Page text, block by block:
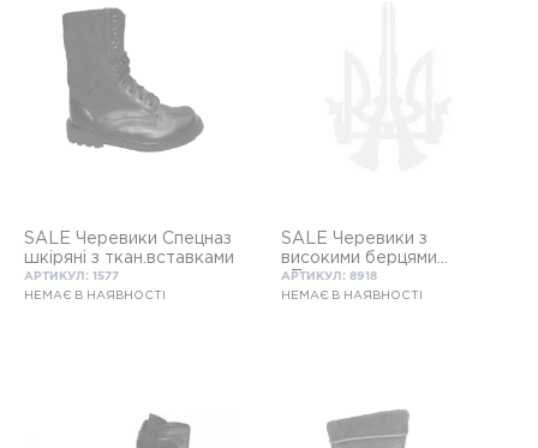
SALE Черевики Спецназ
шкіряні з ткан.вставками
АРТИКУЛ: 1577
НЕМАЄ В НАЯВНОСТІ
SALE Черевики з
високими берцями
«Трек»
АРТИКУЛ: 8918
НЕМАЄ В НАЯВНОСТІ